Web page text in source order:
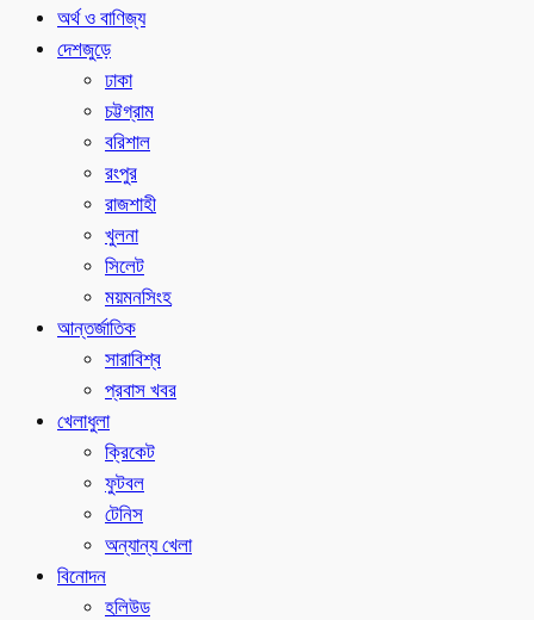
অর্থ ও বাণিজ্য
দেশজুড়ে
ঢাকা
চট্টগ্রাম
বরিশাল
রংপুর
রাজশাহী
খুলনা
সিলেট
ময়মনসিংহ
আন্তর্জাতিক
সারাবিশ্ব
প্রবাস খবর
খেলাধুলা
ক্রিকেট
ফুটবল
টেনিস
অন্যান্য খেলা
বিনোদন
হলিউড